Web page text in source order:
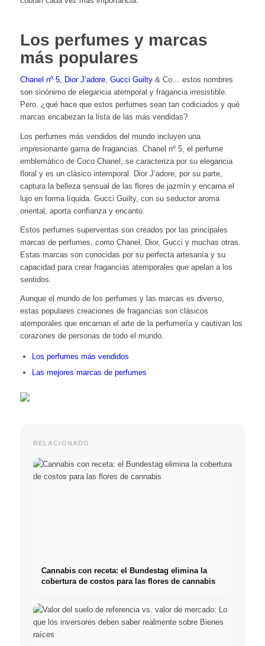
Los perfumes y marcas
más populares
Chanel nº 5, Dior J’adore, Gucci Guilty& Co… estos nombres
son sinónimo de elegancia atemporal y fragancia irresistible.
Pero, ¿qué hace que estos perfumes sean tan codiciados y qué
marcas encabezan la lista de las más vendidas?
Los perfumes más vendidos del mundo incluyen una
impresionante gama de fragancias. Chanel nº 5, el perfume
emblemático de Coco Chanel, se caracteriza por su elegancia
floral y es un clásico intemporal. Dior J’adore, por su parte,
captura la belleza sensual de las flores de jazmín y encarna el
lujo en forma líquida. Gucci Guilty, con su seductor aroma
oriental, aporta confianza y encanto.
Estos perfumes superventas son creados por las principales
marcas de perfumes, como Chanel, Dior, Gucci y muchas otras.
Estas marcas son conocidas por su perfecta artesanía y su
capacidad para crear fragancias atemporales que apelan a los
sentidos.
Aunque el mundo de los perfumes y las marcas es diverso,
estas populares creaciones de fragancias son clásicos
atemporales que encarnan el arte de la perfumería y cautivan los
corazones de personas de todo el mundo.
Los perfumes más vendidos
Las mejores marcas de perfumes
RELACIONADO
Cannabis con receta: el Bundestag elimina la
cobertura de costos para las flores de cannabis